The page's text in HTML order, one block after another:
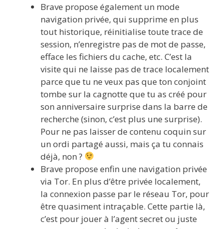
Brave propose également un mode
navigation privée, qui supprime en plus
tout historique, réinitialise toute trace de
session, n’enregistre pas de mot de passe,
efface les fichiers du cache, etc. C’est la
visite qui ne laisse pas de trace localement
parce que tu ne veux pas que ton conjoint
tombe sur la cagnotte que tu as créé pour
son anniversaire surprise dans la barre de
recherche (sinon, c’est plus une surprise).
Pour ne pas laisser de contenu coquin sur
un ordi partagé aussi, mais ça tu connais
déjà, non ?
Brave propose enfin une navigation privée
via Tor. En plus d’être privée localement,
la connexion passe par le réseau Tor, pour
être quasiment intraçable. Cette partie là,
c’est pour jouer à l’agent secret ou juste